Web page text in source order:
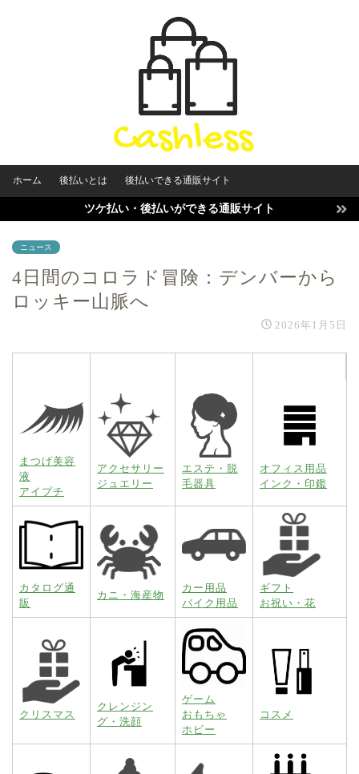
ホーム 後払いとは 後払いできる通販サイト
ツケ払い・後払いができる通販サイト
ニュース
4日間のコロラド冒険：デンバーから
ロッキー山脈へ
2026年1月5日
まつげ美容
液
アイプチ
アクセサリー
ジュエリー
エステ・脱
毛器具
オフィス用品
インク・印鑑
カタログ通
販
カニ・海産物
カー用品
バイク用品
ギフト
お祝い・花
クリスマス
クレンジン
グ・洗顔
ゲーム
おもちゃ
ホビー
コスメ